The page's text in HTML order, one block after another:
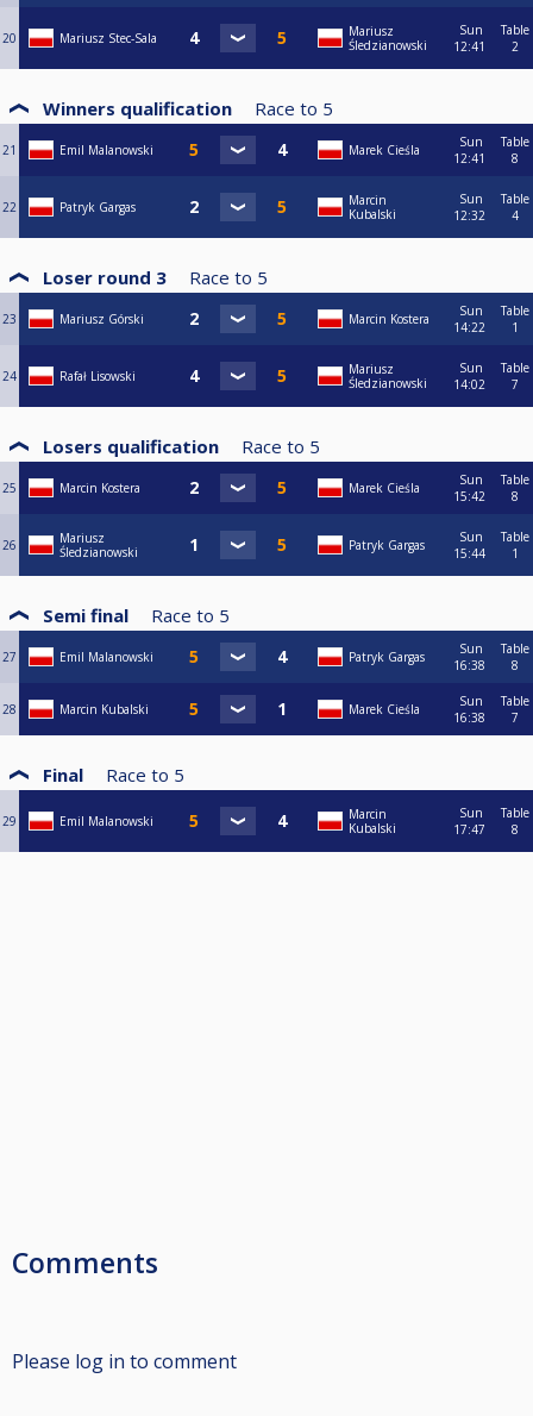
20 Mariusz Stec-Sala
Mariusz
Śledzianowski
Sun
12:41
Table
2
Winners qualification Race to 5
21 Emil Malanowski Marek Cieśla
Sun
12:41
Table
8
22 Patryk Gargas
Marcin
Kubalski
Sun
12:32
Table
4
Loser round 3 Race to 5
23 Mariusz Górski Marcin Kostera
Sun
14:22
Table
1
24 Rafał Lisowski
Mariusz
Śledzianowski
Sun
14:02
Table
7
Losers qualification Race to 5
25 Marcin Kostera Marek Cieśla
Sun
15:42
Table
8
26
Mariusz
Śledzianowski
Patryk Gargas
Sun
15:44
Table
1
Semi final Race to 5
27 Emil Malanowski Patryk Gargas
Sun
16:38
Table
8
28 Marcin Kubalski Marek Cieśla
Sun
16:38
Table
7
Final Race to 5
29 Emil Malanowski
Marcin
Kubalski
Sun
17:47
Table
8
Comments
Please log in to comment